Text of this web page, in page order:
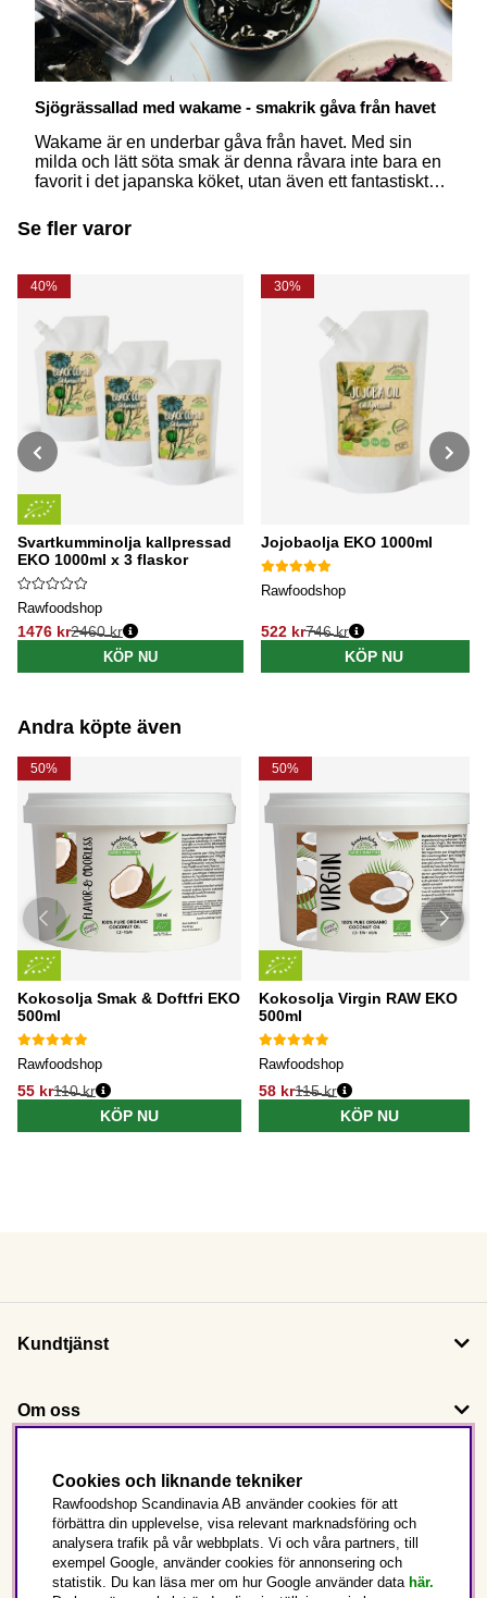
Sjögrässallad med wakame - smakrik gåva från havet
Wakame är en underbar gåva från havet. Med sin
milda och lätt söta smak är denna råvara inte bara en
favorit i det japanska köket, utan även ett fantastiskt
varför denna fantastiska alg bör vara en självklar del
av din hållbara matlagning!
Se fler varor
40%
Svartkumminolja kallpressad
EKO 1000ml x 3 flaskor
Rawfoodshop
1476 kr
Ordinarie pris:
2460 kr
KÖP NU
30%
Jojobaolja EKO 1000ml
Rawfoodshop
522 kr
Ordinarie pris:
746 kr
KÖP NU
Andra köpte även
50%
Kokosolja Smak & Doftfri EKO
500ml
Rawfoodshop
55 kr110 kr
KÖP NU
50%
Kokosolja Virgin RAW EKO
500ml
Rawfoodshop
58 kr115 kr
KÖP NU
Kundtjänst
Om oss
Följ oss
Det här är Rawfoodshop
Sverige
Cookies och liknande tekniker
Rawfoodshop Scandinavia AB använder cookies för att
förbättra din upplevelse, visa relevant marknadsföring och
analysera trafik på vår webbplats. Vi och våra partners, till
exempel Google, använder cookies för annonsering och
statistik. Du kan läsa mer om hur Google använder data här.